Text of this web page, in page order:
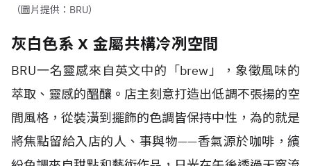
灰白色系 X 金屬共構冷冽空間
BRU一名靈感來自英文中的「brew」，象徵風味的
萃取、靈感的醞釀。店主刻意打造出低調不張揚的空
間風格，從裝潢到擺飾的色調皆保持中性，為的就是
將焦點留給入店的人、事與物——香氣源於咖啡，繽
紛色調來自甜點和藝術作品，日光在午後透過天窗流
入室內嬉戲。BRU盼能藉此打造一個令人想持續回訪